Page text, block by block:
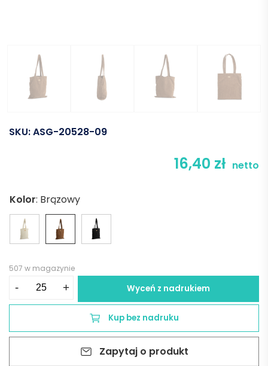
SKU:ASG-20528-09
16,40 zł netto
Kolor: Brązowy
507 w magazynie
-
brązowa
+ Wyceń z nadrukiem
Kup bez nadruku
Zapytaj o produkt